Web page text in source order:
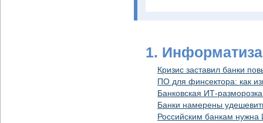
1.
Кризис заставил банки
ПО для финсектора: как
Банковская ИТ-
Банки намерены
Российским банкам нужна